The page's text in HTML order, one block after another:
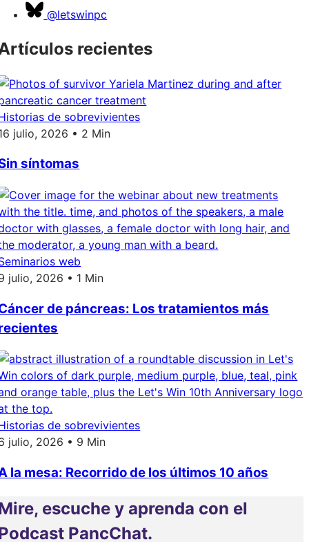
@letswinpc
recientes
de sobrevivientes
julio, 2026 • 2 Min
síntomas
web
julio, 2026 • 1 Min
de páncreas: Los tratamientos más
de sobrevivientes
julio, 2026 • 9 Min
la mesa: Recorrido de los últimos 10 años
escuche y aprenda con el
PancChat.